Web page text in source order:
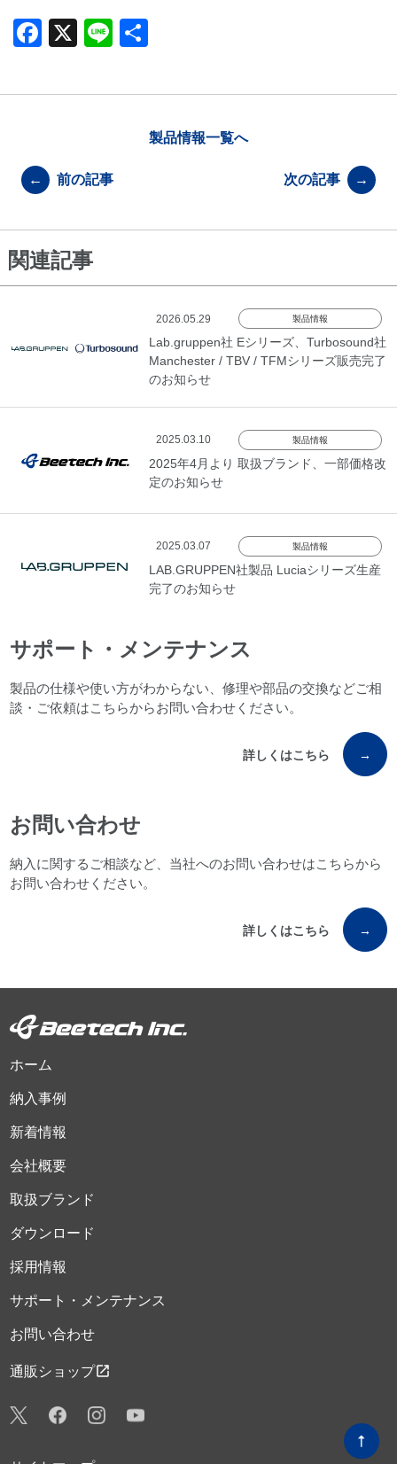
F
c
o
o
k
X
Li
e
← 前の記事
製品情報一覧へ
次の記事 →
関連記事
2026.05.29 製品情報
Lab.gruppen社 Eシリーズ、Turbosound社
Manchester / TBV / TFMシリーズ販売完了
のお知らせ
2025.03.10 製品情報
2025年4月より 取扱ブランド、一部価格改
定のお知らせ
2025.03.07 製品情報
LAB.GRUPPEN社製品 Luciaシリーズ生産
完了のお知らせ
サポート・メンテナンス
製品の仕様や使い方がわからない、修理や部品の交換などご相
談・ご依頼はこちらからお問い合わせください。
詳しくはこちら →
お問い合わせ
納入に関するご相談など、当社へのお問い合わせはこちらから
お問い合わせください。
詳しくはこちら →
ホーム
納入事例
新着情報
会社概要
取扱ブランド
ダウンロード
採用情報
サポート・メンテナンス
お問い合わせ
通販ショップopen_in_new